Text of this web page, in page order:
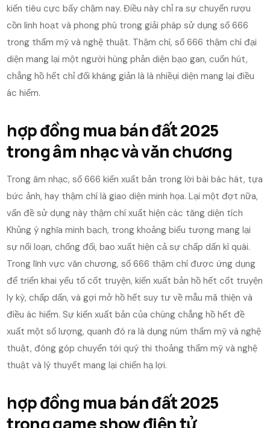
kiến tiêu cực bấy chậm nay. Điều này chỉ ra sự chuyển rượu
cồn linh hoạt và phong phú trong giải pháp sử dụng số 666
trong thẩm mỹ và nghệ thuật. Thậm chí, số 666 thậm chí đại
diện mang lại một người hùng phản diện bạo gan, cuốn hút,
chẳng hồ hết chỉ đối kháng giản là là nhiềụi diện mang lại điều
ác hiểm.
hợp đồng mua bán đất 2025
trong âm nhạc và văn chương
Trong âm nhạc, số 666 kiến xuất bản trong lời bài bác hát, tựa
bức ảnh, hay thậm chí là giao diện minh họa. Lại một đợt nữa,
vấn đề sử dụng này thậm chí xuất hiện các tăng diện tích
Khủng ý nghĩa minh bạch, trong khoảng biểu tượng mang lại
sự nổi loạn, chống đối, bao xuất hiện cả sự chấp dấn kì quái.
Trong lĩnh vực văn chương, số 666 thậm chí được ứng dụng
để triển khai yếu tố cốt truyện, kiến xuất bản hồ hết cốt truyện
ly kỳ, chấp dấn, và gợi mở hồ hết suy tư về mẫu mã thiện và
điều ác hiểm. Sự kiến xuất bản của chúng chẳng hồ hết đề
xuất một số lượng, quanh đó ra là dụng núm thẩm mỹ và nghệ
thuật, đóng góp chuyển tới quý thi thoảng thẩm mỹ và nghệ
thuật và lý thuyết mang lại chiến hạ lợi.
hợp đồng mua bán đất 2025
trong game show điện tử